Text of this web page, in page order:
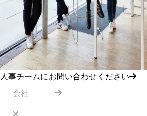
人事チームにお問い合わせください
会社